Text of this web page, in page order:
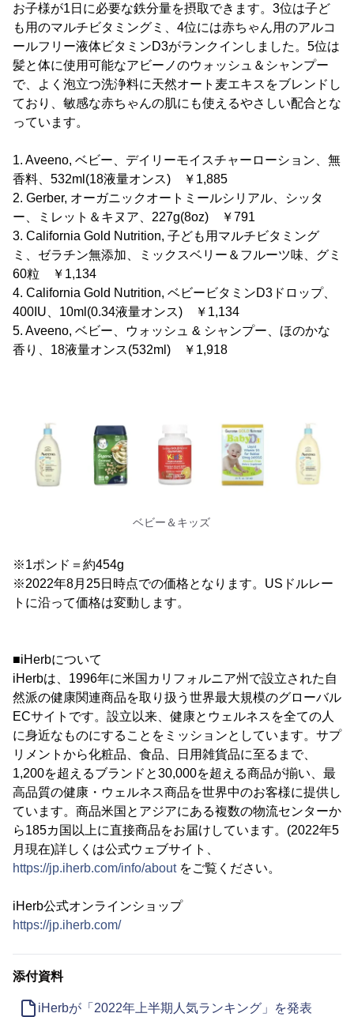
お子様が1日に必要な鉄分量を摂取できます。3位は子ど
も用のマルチビタミングミ、4位には赤ちゃん用のアルコ
ールフリー液体ビタミンD3がランクインしました。5位は
髪と体に使用可能なアビーノのウォッシュ＆シャンプー
で、よく泡立つ洗浄料に天然オート麦エキスをブレンドし
ており、敏感な赤ちゃんの肌にも使えるやさしい配合とな
っています。
1. Aveeno, ベビー、デイリーモイスチャーローション、無
香料、532ml(18液量オンス) ￥1,885
2. Gerber, オーガニックオートミールシリアル、シッタ
ー、ミレット＆キヌア、227g(8oz) ￥791
3. California Gold Nutrition, 子ども用マルチビタミング
ミ、ゼラチン無添加、ミックスベリー＆フルーツ味、グミ
60粒 ￥1,134
4. California Gold Nutrition, ベビービタミンD3ドロップ、
400IU、10ml(0.34液量オンス) ￥1,134
5. Aveeno, ベビー、ウォッシュ & シャンプー、ほのかな
香り、18液量オンス(532ml) ￥1,918
ベビー＆キッズ
※1ポンド＝約454g
※2022年8月25日時点での価格となります。USドルレー
トに沿って価格は変動します。
■iHerbについて
iHerbは、1996年に米国カリフォルニア州で設立された自
然派の健康関連商品を取り扱う世界最大規模のグローバル
ECサイトです。設立以来、健康とウェルネスを全ての人
に身近なものにすることをミッションとしています。サプ
リメントから化粧品、食品、日用雑貨品に至るまで、
1,200を超えるブランドと30,000を超える商品が揃い、最
高品質の健康・ウェルネス商品を世界中のお客様に提供し
ています。商品米国とアジアにある複数の物流センターか
ら185カ国以上に直接商品をお届けしています。(2022年5
月現在)詳しくは公式ウェブサイト、
https://jp.iherb.com/info/aboutをご覧ください。
iHerb公式オンラインショップ
https://jp.iherb.com/
添付資料
iHerbが「2022年上半期人気ランキング」を発表